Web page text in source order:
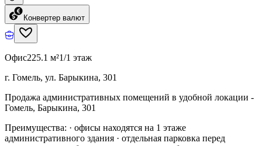
Конвертер валют
Офис225.1 м²1/1 этаж
г. Гомель, ул. Барыкина, 301
Продажа административных помещений в удобной локации -
Гомель, Барыкина, 301
Преимущества: · офисы находятся на 1 этаже
административного здания · отдельная парковка перед